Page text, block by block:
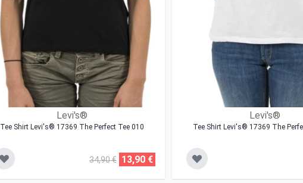
Levi's®
Tee Shirt Levi's® 17369 The Perfect Tee 010
34,90 € 13,90 €
Levi's®
Tee Shirt Levi's® 17369 The